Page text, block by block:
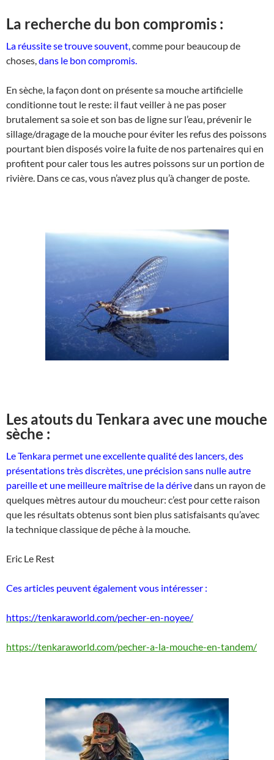
La recherche du bon compromis :
La réussite se trouve souvent,comme pour beaucoup de
choses,dans le bon compromis.
En sèche, la façon dont on présente sa mouche artificielle
conditionne tout le reste: il faut veiller à ne pas poser
brutalement sa soie et son bas de ligne sur l’eau, prévenir le
sillage/dragage de la mouche pour éviter les refus des poissons
pourtant bien disposés voire la fuite de nos partenaires qui en
profitent pour caler tous les autres poissons sur un portion de
rivière. Dans ce cas, vous n’avez plus qu’à changer de poste.
Les atouts du Tenkara avec une mouche
sèche :
Le Tenkara permet une excellente qualité des lancers, des
présentations très discrètes, une précision sans nulle autre
pareille et une meilleure maîtrise de la dérivedans un rayon de
quelques mètres autour du moucheur: c’est pour cette raison
que les résultats obtenus sont bien plus satisfaisants qu’avec
la technique classique de pêche à la mouche.
Eric Le Rest
Ces articles peuvent également vous intéresser :
https://tenkaraworld.com/pecher-en-noyee/
https://tenkaraworld.com/pecher-a-la-mouche-en-tandem/